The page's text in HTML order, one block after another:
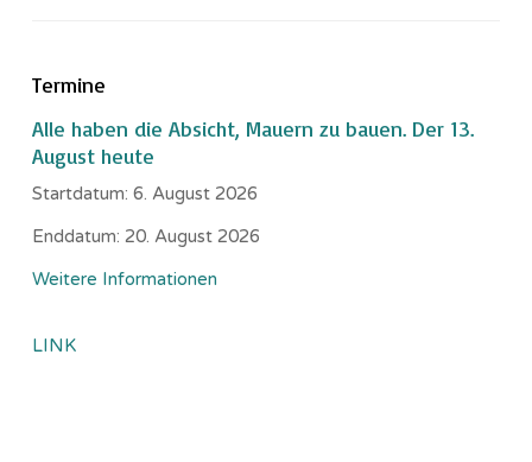
Termine
Alle haben die Absicht, Mauern zu bauen. Der 13.
August heute
Startdatum: 6. August 2026
Enddatum: 20. August 2026
Weitere Informationen
LINK